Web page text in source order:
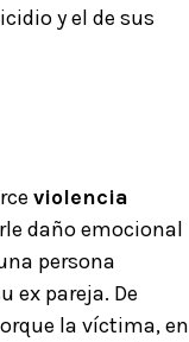
y el de sus
violencia
daño emocional
persona
ex pareja. De
la víctima, en